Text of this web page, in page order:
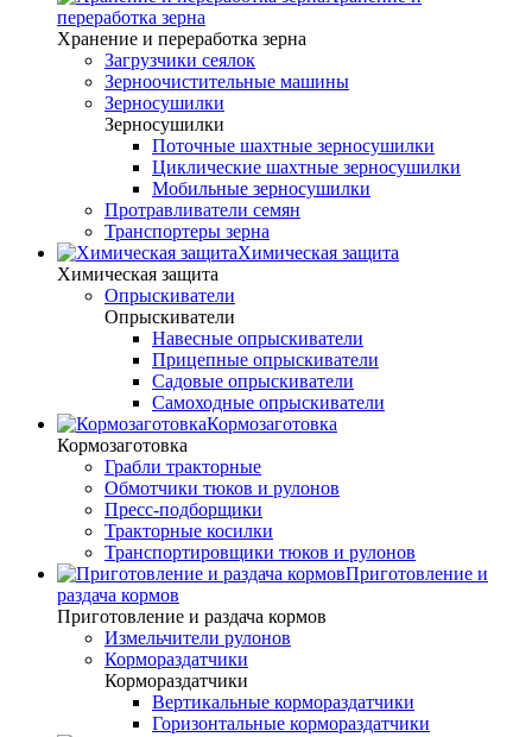
переработка зерна
Хранение и переработка зерна
Загрузчики сеялок
Зерноочистительные машины
Зерносушилки
Зерносушилки
Поточные шахтные зерносушилки
Циклические шахтные зерносушилки
Мобильные зерносушилки
Протравливатели семян
Транспортеры зерна
Химическая защита
Химическая защита
Опрыскиватели
Опрыскиватели
Навесные опрыскиватели
Прицепные опрыскиватели
Садовые опрыскиватели
Самоходные опрыскиватели
Кормозаготовка
Кормозаготовка
Грабли тракторные
Обмотчики тюков и рулонов
Пресс-подборщики
Тракторные косилки
Транспортировщики тюков и рулонов
Приготовление и
раздача кормов
Приготовление и раздача кормов
Измельчители рулонов
Кормораздатчики
Кормораздатчики
Вертикальные кормораздатчики
Горизонтальные кормораздатчики